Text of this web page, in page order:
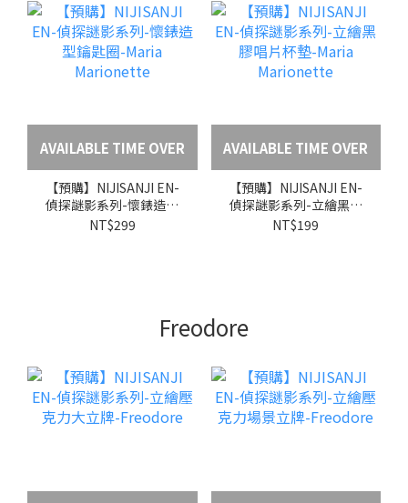
AVAILABLE TIME OVER
【預購】NIJISANJI EN-
偵探謎影系列-懷錶造型
鑰匙圈-Maria
NT$299
AVAILABLE TIME OVER
【預購】NIJISANJI EN-
偵探謎影系列-立繪黑膠
唱片杯墊-Maria
NT$199
Freodore